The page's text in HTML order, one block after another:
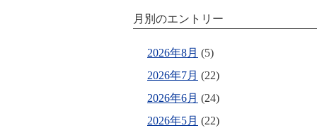
月別のエントリー
2026年8月 (5)
2026年7月 (22)
2026年6月 (24)
2026年5月 (22)